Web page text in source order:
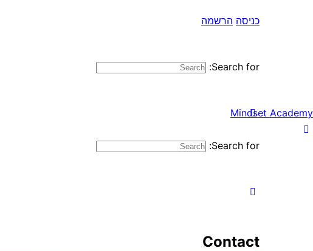
כניסה הרשמה
Search for:
Mindset Academy
Search for:
Contact